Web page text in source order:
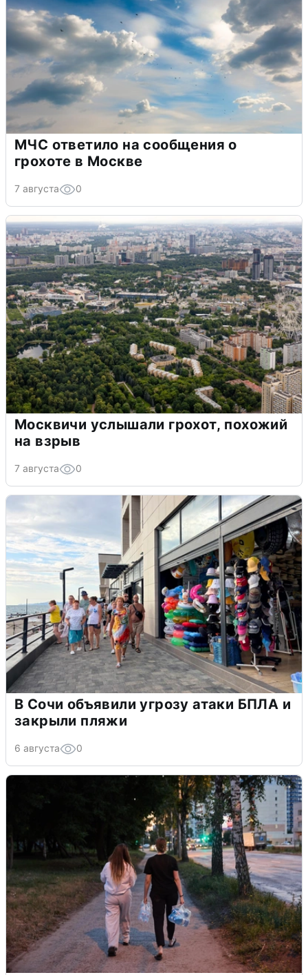
МЧС ответило на сообщения о
грохоте в Москве
7 августа 0
Москвичи услышали грохот, похожий
на взрыв
7 августа 0
В Сочи объявили угрозу атаки БПЛА и
закрыли пляжи
6 августа 0